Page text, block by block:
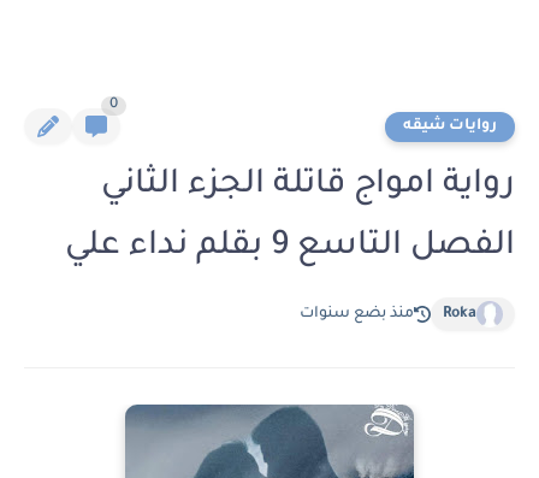
روايات شيقه
0
رواية امواج قاتلة الجزء الثاني
الفصل التاسع 9 بقلم نداء علي
Roka منذ بضع سنوات